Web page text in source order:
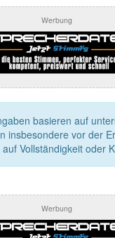
Werbung
basieren auf
insbesondere vor der
Vollständigkeit oder
Werbung